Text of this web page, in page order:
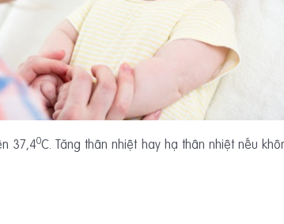
37,40C. Tăng thân nhiệt hay hạ thân nhiệt nếu